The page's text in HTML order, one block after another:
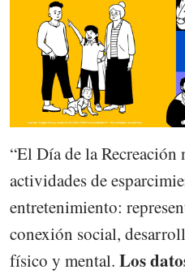
“El Día de la Recreación
actividades de
entretenimiento:
conexión social,
físico y mental. Los